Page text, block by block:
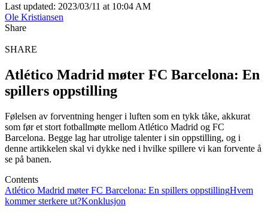
Last updated: 2023/03/11 at 10:04 AM
Ole Kristiansen
Share
SHARE
Atlético Madrid møter FC Barcelona: En
spillers oppstilling
Følelsen av forventning henger i luften som en tykk tåke, akkurat
som før et stort fotballmøte mellom Atlético Madrid og FC
Barcelona. Begge lag har utrolige talenter i sin oppstilling, og i
denne artikkelen skal vi dykke ned i hvilke spillere vi kan forvente å
se på banen.
Contents
Atlético Madrid møter FC Barcelona: En spillers oppstillingHvem
kommer sterkere ut?Konklusjon